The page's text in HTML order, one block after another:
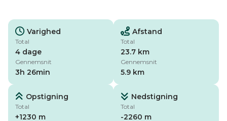
Varighed
Total
4 dage
Gennemsnit
3h 26min
Afstand
Total
23.7 km
Gennemsnit
5.9 km
Opstigning
Total
+1230 m
Nedstigning
Total
-2260 m